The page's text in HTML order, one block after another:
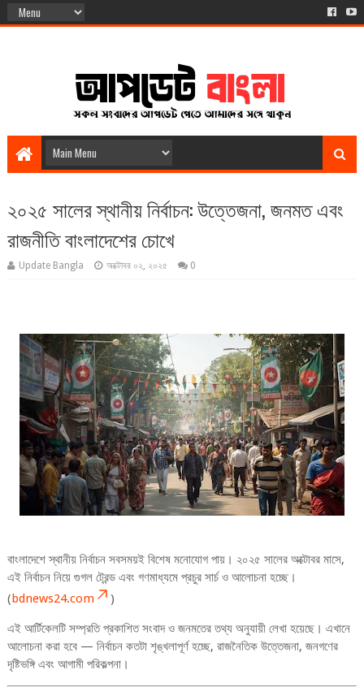
২০২৫ সালের স্থানীয় নির্বাচন: উত্তেজনা, জনমত এবং
রাজনীতি বাংলাদেশের চোখে
Update Bangla অক্টোবর ০২, ২০২৫ 0
বাংলাদেশে স্থানীয় নির্বাচন সবসময়ই বিশেষ মনোযোগ পায়। ২০২৫ সালের অক্টোবর মাসে,
এই নির্বাচন নিয়ে গুগল ট্রেন্ড এবং গণমাধ্যমে প্রচুর সার্চ ও আলোচনা হচ্ছে।
(bdnews24.com )
এই আর্টিকেলটি সম্প্রতি প্রকাশিত সংবাদ ও জনমতের তথ্য অনুযায়ী লেখা হয়েছে। এখানে
আলোচনা করা হবে — নির্বাচন কতটা শৃঙ্খলাপূর্ণ হচ্ছে, রাজনৈতিক উত্তেজনা, জনগণের
দৃষ্টিভঙ্গি এবং আগামী পরিকল্পনা।